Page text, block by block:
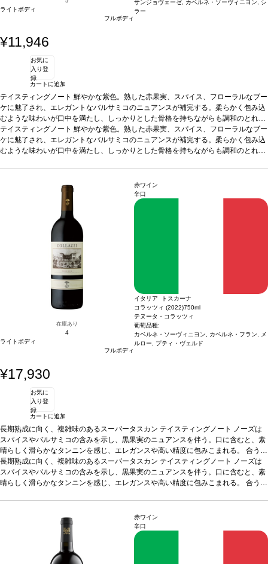
ライトボディ
フルボディ
サンジョヴェーゼ, カベルネ・ソーヴィニヨン, シ
ラー
¥11,946
お気に
入り登
録
カートに追加
テイスティングノート 鮮やかな紫色。熟した赤果実、スパイス、フローラルなブー
ケに魅了され、エレガントなバルサミコのニュアンスが補完する。柔らかく包み込
むような味わいが口中を満たし、しっかりとした骨格を持ちながらも調和のとれた
タンニンと、時を経て素晴らしく展開する証しを感じ、長く愉しめる余韻が残る。
合う料理赤肉、ジビエ、熟成チーズなどと好相性葡萄品種サンジョヴェーゼ、カ
ベルネ・ソーヴィニヨン、シラー*本ヴィンテージが在庫切れの場合、在庫があり
テイスティングノート 鮮やかな紫色。熟した赤果実、スパイス、フローラルなブー
ケに魅了され、エレガントなバルサミコのニュアンスが補完する。柔らかく包み込
むような味わいが口中を満たし、しっかりとした骨格を持ちながらも調和のとれた
ベルネ・ソーヴィニヨン、シラー
*本ヴィンテージが在庫切れの場合、在庫があり
価格が同様の場合は自動的に次のヴィンテージに変更されます、ご了承ください。
在庫あり
4
ライトボディ
フルボディ
赤ワイン
辛口
イタリア トスカーナ
コラッツィ (2022)750ml
テヌータ・コラッツィ
葡萄品種:
カベルネ・ソーヴィニヨン, カベルネ・フラン, メ
ルロー, プティ・ヴェルド
¥17,930
お気に
入り登
録
カートに追加
長期熟成に向く、複雑味のあるスーパータスカン テイスティングノート ノーズは
スパイスやバルサミコの含みを示し、黒果実のニュアンスを伴う。口に含むと、素
晴らしく滑らかなタンニンを感じ、エレガンスや高い精度に包みこまれる。 合う料
理赤身肉、ジビエ、チーズなどと好相性葡萄品種カベルネ・ソーヴィニヨン 5
0%、カベルネ・フラン 25%、メルロー 20%、プティ・ヴェルド 5%*本ヴィンテ
ージが在庫切れの場合、在庫があり価格が同様の場合は自動的に次のヴィンテージ
長期熟成に向く、複雑味のあるスーパータスカン テイスティングノート ノーズは
スパイスやバルサミコの含みを示し、黒果実のニュアンスを伴う。口に含むと、素
晴らしく滑らかなタンニンを感じ、エレガンスや高い精度に包みこまれる。 合う料
ージが在庫切れの場合、在庫があり価格が同様の場合は自動的に次のヴィンテージ
に変更されます、ご了承ください。
赤ワイン
辛口